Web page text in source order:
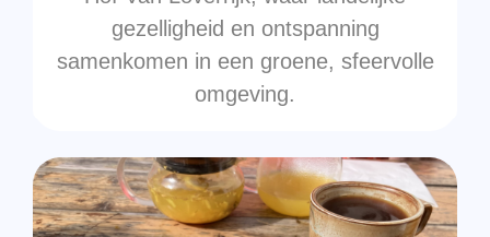
gezelligheid en ontspanning
samenkomen in een groene, sfeervolle
omgeving.